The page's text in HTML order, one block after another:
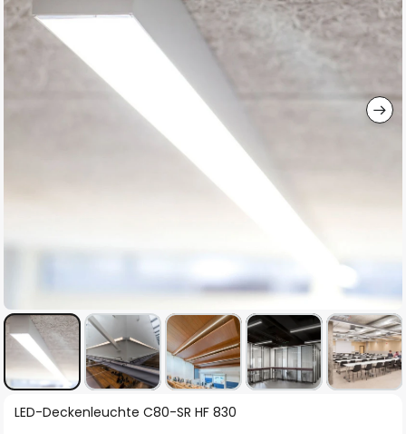
springen
Zum
LED-Deckenleuchte C80-SR HF 830